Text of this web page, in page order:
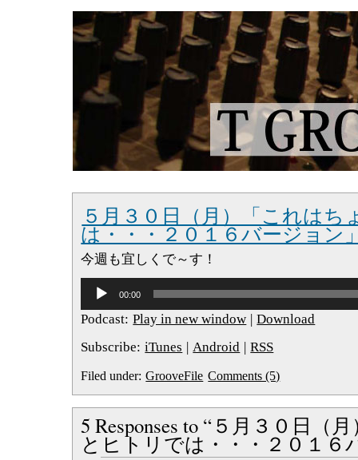
５月３０日（月）「これはち
は・・・２０１６バージョン
今週も宜しくで～す！
プ
レ
ヤ
00:00
Podcast: Play in new window | Download
Subscribe: iTunes | Android | RSS
Filed under: GrooveFile Comments (5)
5 Responses to “５月３０日（
とヒトリでは・・・２０１６